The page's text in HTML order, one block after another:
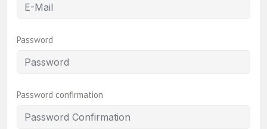
Password
Password confirmation